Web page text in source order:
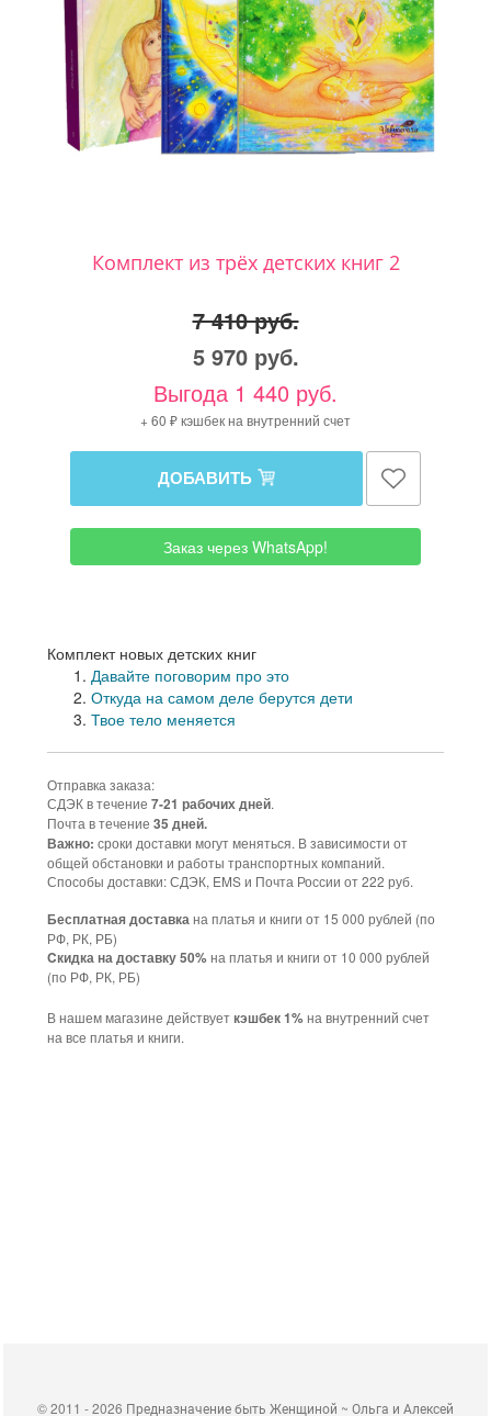
Комплект из трёх детских книг 2
7 410 руб.
5 970 руб.
Выгода 1 440 руб.
+ 60 ₽ кэшбек на внутренний счет
ДОБАВИТЬ
Заказ через WhatsApp!
Комплект новых детских книг
Давайте поговорим про это
Откуда на самом деле берутся дети
Твое тело меняется
Отправка заказа:
СДЭК в течение 7-21 рабочих дней.
Почта в течение 35 дней.
Важно: сроки доставки могут меняться. В зависимости от
общей обстановки и работы транспортных компаний.
Способы доставки: СДЭК, EMS и Почта России от 222 руб.
Бесплатная доставкана платья и книги от 15 000 рублей (по
РФ, РК, РБ)
Cкидка на доставку 50% на платья и книги от 10 000 рублей
(по РФ, РК, РБ)
В нашем магазине действуеткэшбек 1% на внутренний счет
на все платья и книги.
©2011 - 2026 Предназначение быть Женщиной ~ Ольга и Алексей